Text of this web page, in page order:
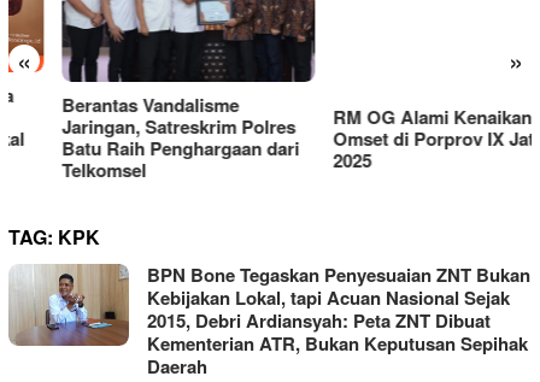
« »
Berantas Vandalisme
Jaringan, Satreskrim Polres
Batu Raih Penghargaan dari
Telkomsel
RM OG Alami Kenaikan
Omset di Porprov IX Jatim
2025
TAG: KPK
BPN Bone Tegaskan Penyesuaian ZNT Bukan
Kebijakan Lokal, tapi Acuan Nasional Sejak
2015, Debri Ardiansyah: Peta ZNT Dibuat
Kementerian ATR, Bukan Keputusan Sepihak
Daerah